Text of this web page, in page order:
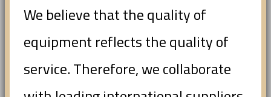
We believe that the quality of
equipment reflects the quality of
service. Therefore, we collaborate